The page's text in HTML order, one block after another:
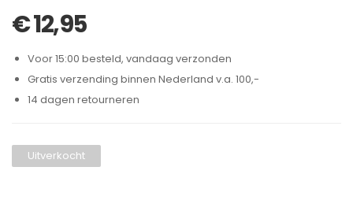
€12,95
Voor 15:00 besteld, vandaag verzonden
Gratis verzending binnen Nederland v.a. 100,-
14 dagen retourneren
Uitverkocht